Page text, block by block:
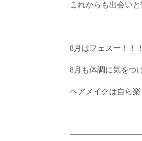
これからも出会い
8月はフェスー！！！
8月も体調に気をつ
ヘアメイクは自ら